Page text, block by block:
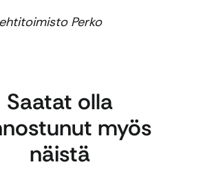
Perko
Saatat olla
myös
näistä